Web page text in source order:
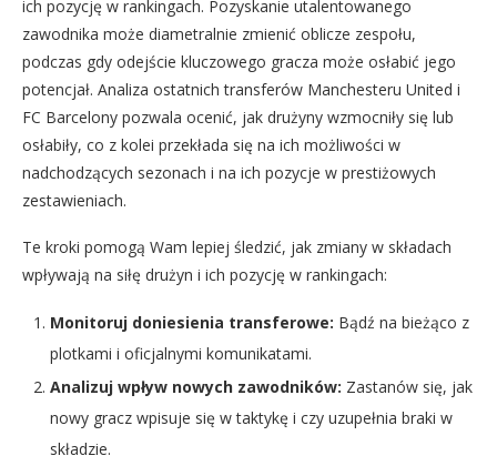
ich pozycję w rankingach. Pozyskanie utalentowanego
zawodnika może diametralnie zmienić oblicze zespołu,
podczas gdy odejście kluczowego gracza może osłabić jego
potencjał. Analiza ostatnich transferów Manchesteru United i
FC Barcelony pozwala ocenić, jak drużyny wzmocniły się lub
osłabiły, co z kolei przekłada się na ich możliwości w
nadchodzących sezonach i na ich pozycje w prestiżowych
zestawieniach.
Te kroki pomogą Wam lepiej śledzić, jak zmiany w składach
wpływają na siłę drużyn i ich pozycję w rankingach:
Monitoruj doniesienia transferowe: Bądź na bieżąco z
plotkami i oficjalnymi komunikatami.
Analizuj wpływ nowych zawodników: Zastanów się, jak
nowy gracz wpisuje się w taktykę i czy uzupełnia braki w
składzie.